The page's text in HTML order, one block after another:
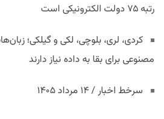
رتبه ۷۵ دولت الکترونیکی است
کردی، لری، بلوچی، لکی و گیلکی؛
مصنوعی برای بقا به داده نیاز دارند
سرخط اخبار / ۱۴ مرداد ۱۴۰۵